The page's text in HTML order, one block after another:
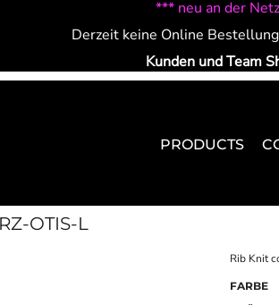
*** neu an der
Derzeit keine Online
Kunden und Team
PRODUCTS
OTIS-L
Rib Knit
FARBE